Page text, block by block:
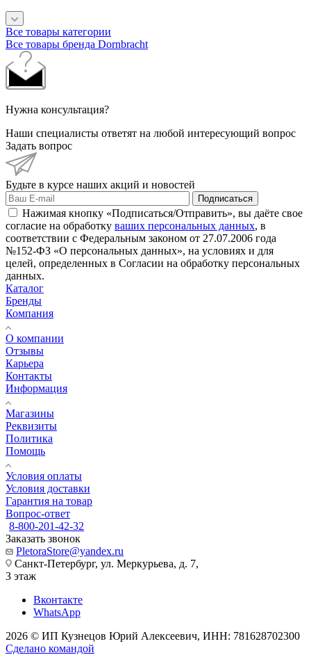
Все товары категории
Все товары бренда Dornbracht
Нужна консультация?
Наши специалисты ответят на любой интересующий вопрос
Задать вопрос
Будьте в курсе наших акций и новостей
Подписаться
Нажимая кнопку «Подписаться/Отправить», вы даёте свое
согласие на обработку ваших персональных данных, в
соответствии с Федеральным законом от 27.07.2006 года
№152-ФЗ «О персональных данных», на условиях и для
целей, определенных в Согласии на обработку персональных
данных.
Каталог
Бренды
Компания
О компании
Отзывы
Карьера
Контакты
Информация
Магазины
Реквизиты
Политика
Помощь
Условия оплаты
Условия доставки
Гарантия на товар
Вопрос-ответ
8-800-201-42-32
Заказать звонок
PletoraStore@yandex.ru
Санкт-Петербург, ул. Меркурьева, д. 7,
3 этаж
Вконтакте
WhatsApp
2026 © ИП Кузнецов Юрий Алексеевич, ИНН: 781628702300
Сделано командой